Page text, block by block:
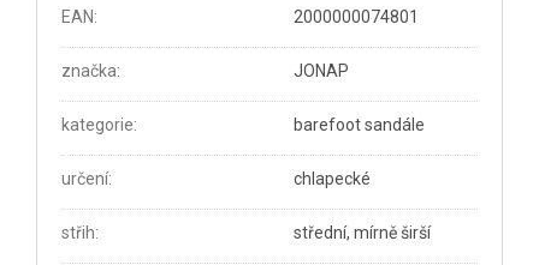
EAN: 2000000074801
značka: JONAP
kategorie: barefoot sandále
určení: chlapecké
střih: střední, mírně širší